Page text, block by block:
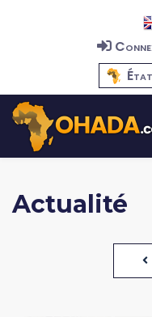
Actualité